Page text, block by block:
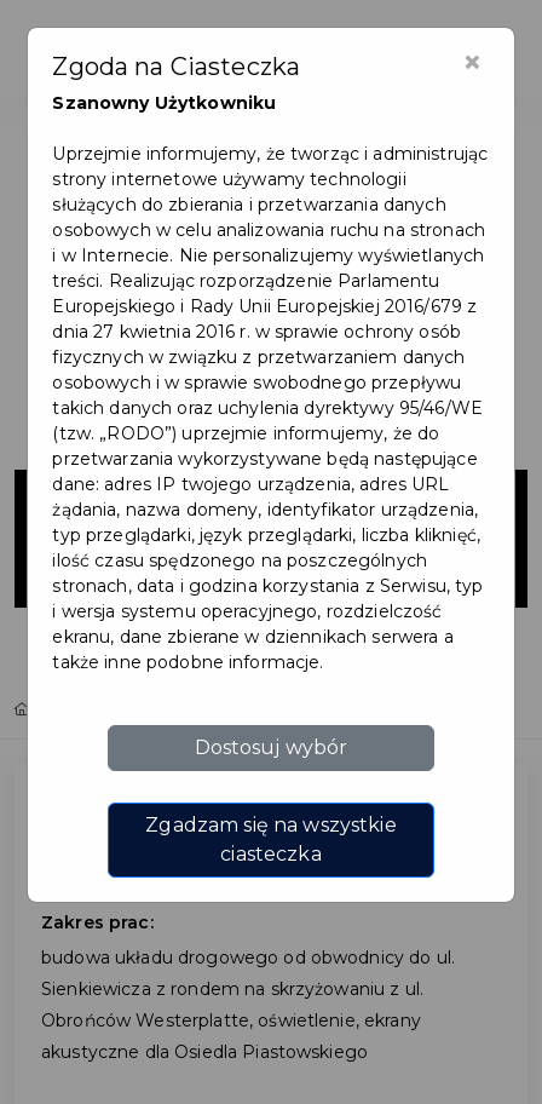
Budowa ronda i
ul. PCK
Budowa ronda i ul. PCK
Zakres prac:
budowa układu drogowego od obwodnicy do ul.
Sienkiewicza z rondem na skrzyżowaniu z ul.
Obrońców Westerplatte, oświetlenie, ekrany
akustyczne dla Osiedla Piastowskiego
×
Zgoda na Ciasteczka
Szanowny Użytkowniku
Uprzejmie informujemy, że tworząc i administrując
strony internetowe używamy technologii
służących do zbierania i przetwarzania danych
osobowych w celu analizowania ruchu na stronach
i w Internecie. Nie personalizujemy wyświetlanych
treści. Realizując rozporządzenie Parlamentu
Europejskiego i Rady Unii Europejskiej 2016/679 z
dnia 27 kwietnia 2016 r. w sprawie ochrony osób
fizycznych w związku z przetwarzaniem danych
osobowych i w sprawie swobodnego przepływu
takich danych oraz uchylenia dyrektywy 95/46/WE
(tzw. „RODO”) uprzejmie informujemy, że do
przetwarzania wykorzystywane będą następujące
dane: adres IP twojego urządzenia, adres URL
żądania, nazwa domeny, identyfikator urządzenia,
typ przeglądarki, język przeglądarki, liczba kliknięć,
ilość czasu spędzonego na poszczególnych
stronach, data i godzina korzystania z Serwisu, typ
i wersja systemu operacyjnego, rozdzielczość
ekranu, dane zbierane w dziennikach serwera a
także inne podobne informacje.
Dostosuj wybór
Zgadzam się na wszystkie
ciasteczka